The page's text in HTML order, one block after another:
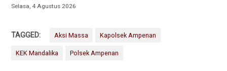
Selasa, 4 Agustus 2026
TAGGED: Aksi Massa Kapolsek Ampenan
KEK Mandalika Polsek Ampenan